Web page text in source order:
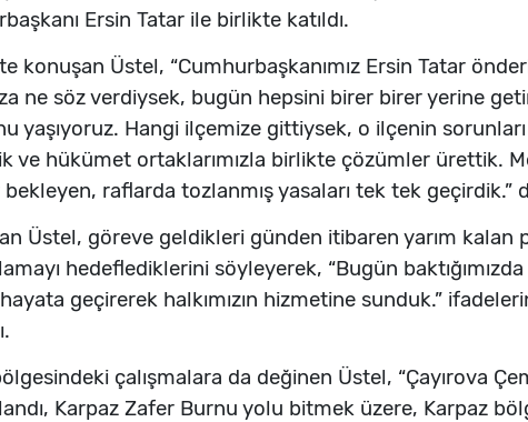
Ersin Tatar ile birlikte katıldı.
konuşan Üstel, “Cumhurbaşkanımız Ersin Tatar
ne söz verdiysek, bugün hepsini birer birer yerine
yaşıyoruz. Hangi ilçemize gittiysek, o ilçenin
ve hükümet ortaklarımızla birlikte çözümler ürettik.
bekleyen, raflarda tozlanmış yasaları tek tek geçirdik.”
Üstel, göreve geldikleri günden itibaren yarım kalan
hedeflediklerini söyleyerek, “Bugün
geçirerek halkımızın hizmetine sunduk.”
çalışmalara da değinen Üstel, “Çayırova
Karpaz Zafer Burnu yolu bitmek üzere, Karpaz